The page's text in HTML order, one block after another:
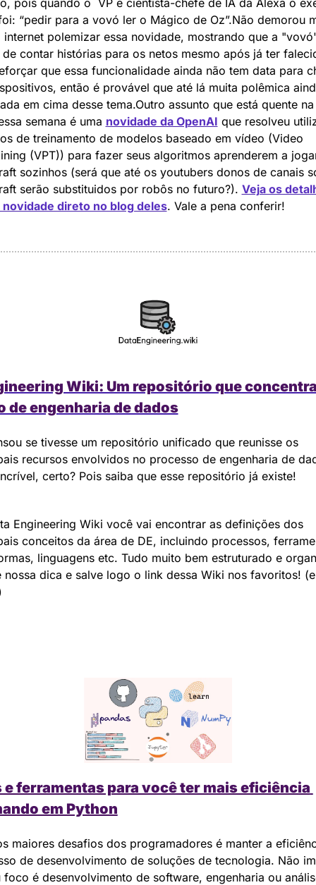
“pedir para a vovó ler o Mágico de Oz”.Não demorou
internet polemizar essa novidade, mostrando que a
contar histórias para os netos mesmo após já ter
que essa funcionalidade ainda não tem data para
então é provável que até lá muita polêmica
em cima desse tema.Outro assunto que está quente
semana é uma novidade da OpenAI que resolveu
de treinamento de modelos baseado em vídeo (Video
(VPT)) para fazer seus algoritmos aprenderem a
sozinhos (será que até os youtubers donos de canais
serão substituidos por robôs no futuro?). Veja os
novidade direto no blog deles. Vale a pena conferir!
Wiki: Um repositório que
de engenharia de dados
se tivesse um repositório unificado que reunisse os
recursos envolvidos no processo de engenharia de
certo? Pois saiba que esse repositório já existe!
Engineering Wiki você vai encontrar as definições dos
conceitos da área de DE, incluindo processos,
linguagens etc. Tudo muito bem estruturado e
nossa dica e salve logo o link dessa Wiki nos favoritos!
e ferramentas para você ter mais eficiência
em Python
maiores desafios dos programadores é manter a
de desenvolvimento de soluções de tecnologia. Não
foco é desenvolvimento de software, engenharia ou